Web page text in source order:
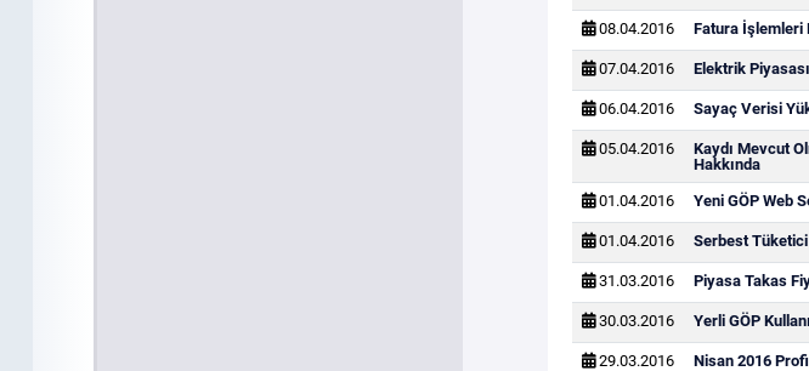
08.04.2016 Fatura İşlemleri
07.04.2016 Elektrik
06.04.2016 Sayaç Verisi
05.04.2016
Kaydı Mevcut
Hakkında
01.04.2016 Yeni GÖP Web
01.04.2016 Serbest Tüketici
31.03.2016 Piyasa Takas
30.03.2016 Yerli GÖP
29.03.2016 Nisan 2016